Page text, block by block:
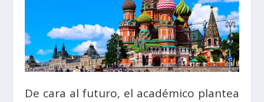
De cara al futuro, el académico plantea